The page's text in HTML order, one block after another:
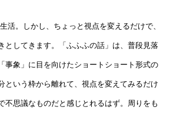
活。しかし、ちょっと視点を変えるだけで、
としてきます。「ふふふの話」は、普段見落
事象」に目を向けたショートショート形式の
という枠から離れて、視点を変えてみるだけ
不思議なものだと感じとれるはず。周りをも